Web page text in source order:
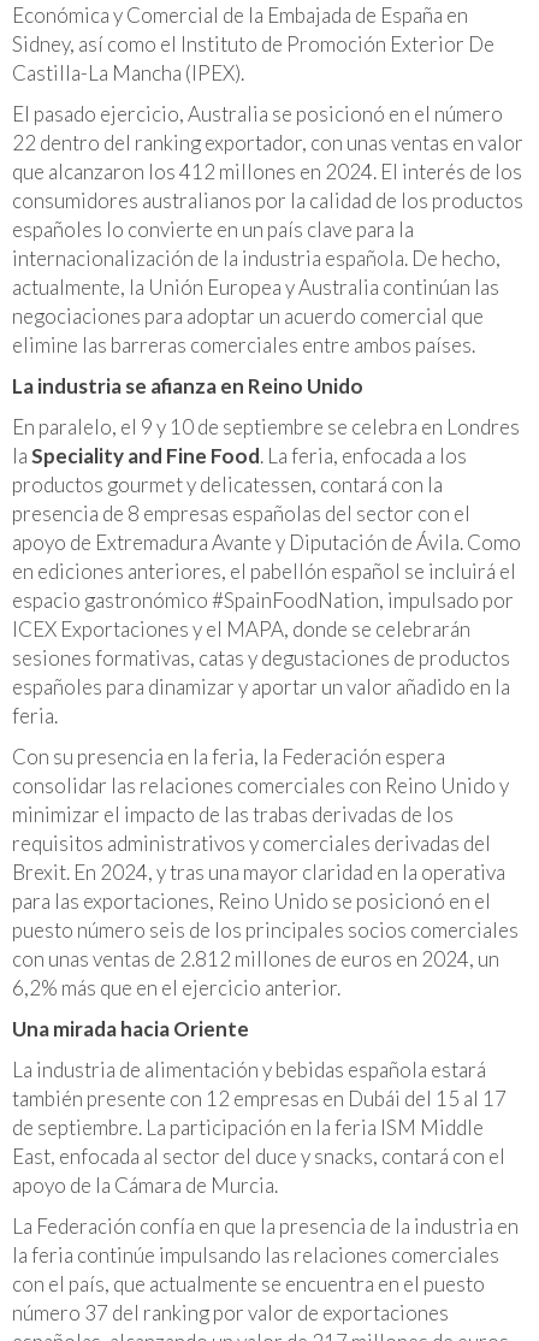
Económica y Comercial de la Embajada de España en
Sidney, así como el Instituto de Promoción Exterior De
Castilla-La Mancha (IPEX).
El pasado ejercicio, Australia se posicionó en el número
22 dentro del ranking exportador, con unas ventas en valor
que alcanzaron los 412 millones en 2024. El interés de los
consumidores australianos por la calidad de los productos
españoles lo convierte en un país clave para la
internacionalización de la industria española. De hecho,
actualmente, la Unión Europea y Australia continúan las
negociaciones para adoptar un acuerdo comercial que
elimine las barreras comerciales entre ambos países.
La industria se afianza en Reino Unido
En paralelo, el 9 y 10 de septiembre se celebra en Londres
laSpeciality and Fine Food. La feria, enfocada a los
productos gourmet y delicatessen, contará con la
presencia de 8 empresas españolas del sector con el
apoyo de Extremadura Avante y Diputación de Ávila. Como
en ediciones anteriores, el pabellón español se incluirá el
espacio gastronómico #SpainFoodNation, impulsado por
ICEX Exportaciones y el MAPA, donde se celebrarán
sesiones formativas, catas y degustaciones de productos
españoles para dinamizar y aportar un valor añadido en la
feria.
Con su presencia en la feria, la Federación espera
consolidar las relaciones comerciales con Reino Unido y
minimizar el impacto de las trabas derivadas de los
requisitos administrativos y comerciales derivadas del
Brexit. En 2024, y tras una mayor claridad en la operativa
para las exportaciones, Reino Unido se posicionó en el
puesto número seis de los principales socios comerciales
con unas ventas de 2.812 millones de euros en 2024, un
6,2% más que en el ejercicio anterior.
Una mirada hacia Oriente
La industria de alimentación y bebidas española estará
también presente con 12 empresas en Dubái del 15 al 17
de septiembre. La participación en la feria ISM Middle
East, enfocada al sector del duce y snacks, contará con el
apoyo de la Cámara de Murcia.
La Federación confía en que la presencia de la industria en
la feria continúe impulsando las relaciones comerciales
con el país, que actualmente se encuentra en el puesto
número 37 del ranking por valor de exportaciones